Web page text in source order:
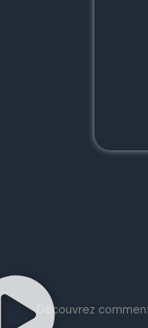
Découvrez